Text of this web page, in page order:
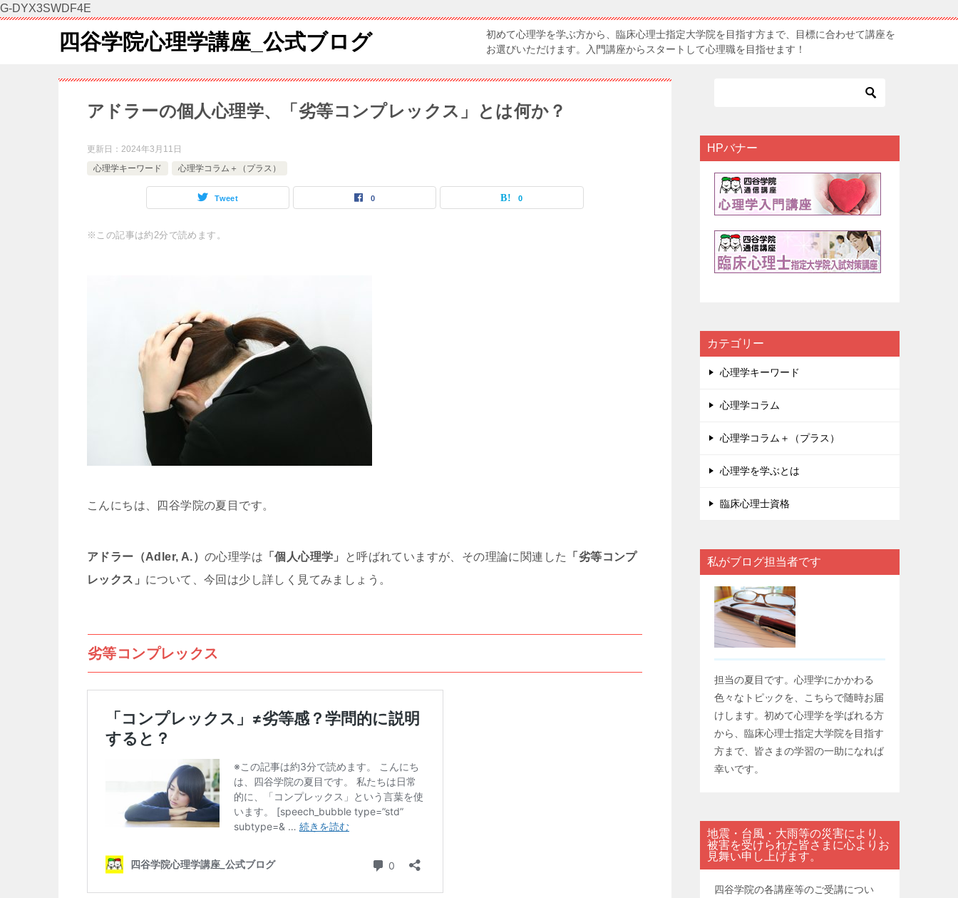
G-DYX3SWDF4E
四谷学院心理学講座_公式ブログ
初めて心理学を学ぶ方から、臨床心理士指定大学院を目指す方まで、目標に合わせて講座を
お選びいただけます。入門講座からスタートして心理職を目指せます！
アドラーの個人心理学、「劣等コンプレックス」とは何か？
更新日： 2024年3月11日
心理学キーワード
心理学コラム＋（プラス）
Tweet 0 0
※この記事は約2分で読めます。
こんにちは、四谷学院の夏目です。
アドラー（Adler, A.） の心理学は 「個人心理学」 と呼ばれていますが、その理論に関連した
「劣等コンプ
レックス」 について、今回は少し詳しく見てみましょう。
劣等コンプレックス
HPバナー
カテゴリー
心理学キーワード
心理学コラム
心理学コラム＋（プラス）
心理学を学ぶとは
臨床心理士資格
私がブログ担当者です
担当の夏目です。心理学にかかわる
色々なトピックを、こちらで随時お届
けします。初めて心理学を学ばれる方
から、臨床心理士指定大学院を目指す
方まで、皆さまの学習の一助になれば
幸いです。
地震・台風・大雨等の災害により、
被害を受けられた皆さまに心よりお
見舞い申し上げます。
四谷学院の各講座等のご受講につい